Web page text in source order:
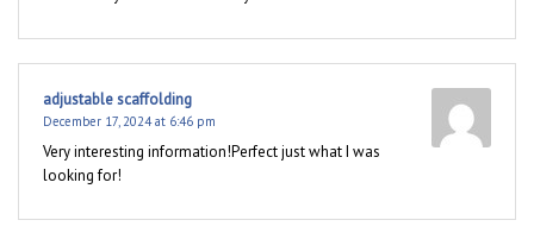
adjustable scaffolding
December 17, 2024 at 6:46 pm
Very interesting information!Perfect just what I was
looking for!